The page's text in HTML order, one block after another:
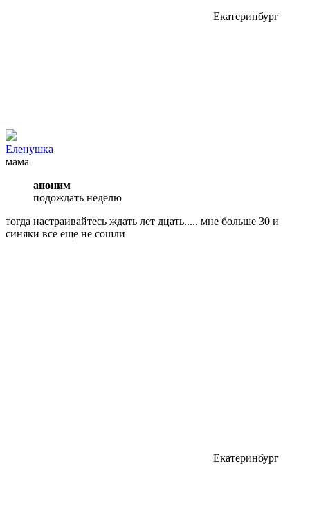
Екатеринбург
Еленушка
мама
аноним
подождать неделю
тогда настраивайтесь ждать лет дцать..... мне больше 30 и
синяки все еще не сошли
Екатеринбург